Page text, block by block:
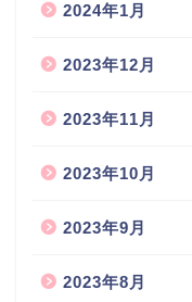
2024年1月
2023年12月
2023年11月
2023年10月
2023年9月
2023年8月